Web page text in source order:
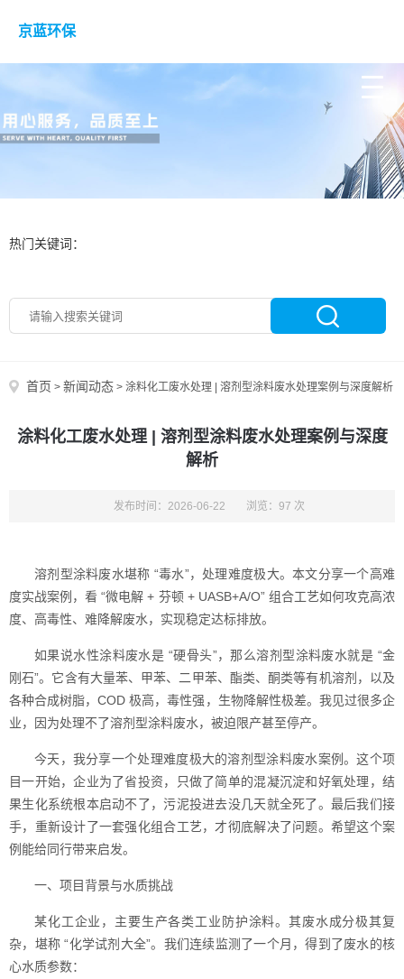
京蓝环保
热门关键词：
首页 > 新闻动态 > 涂料化工废水处理 | 溶剂型涂料废水处理案例与深度解析
涂料化工废水处理 | 溶剂型涂料废水处理案例与深度
解析
发布时间：2026-06-22 浏览：97 次
溶剂型涂料废水堪称 “毒水”，处理难度极大。本文分享一个高难
度实战案例，看 “微电解 + 芬顿 + UASB+A/O” 组合工艺如何攻克高浓
度、高毒性、难降解废水，实现稳定达标排放。
如果说水性涂料废水是 “硬骨头”，那么溶剂型涂料废水就是 “金
刚石”。它含有大量苯、甲苯、二甲苯、酯类、酮类等有机溶剂，以及
各种合成树脂，COD 极高，毒性强，生物降解性极差。我见过很多企
业，因为处理不了溶剂型涂料废水，被迫限产甚至停产。
今天，我分享一个处理难度极大的溶剂型涂料废水案例。这个项
目一开始，企业为了省投资，只做了简单的混凝沉淀和好氧处理，结
果生化系统根本启动不了，污泥投进去没几天就全死了。最后我们接
手，重新设计了一套强化组合工艺，才彻底解决了问题。希望这个案
例能给同行带来启发。
一、项目背景与水质挑战
某化工企业，主要生产各类工业防护涂料。其废水成分极其复
杂，堪称 “化学试剂大全”。我们连续监测了一个月，得到了废水的核
心水质参数：